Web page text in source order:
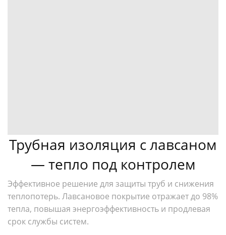
Трубная изоляция с лавсаном
— тепло под контролем
Эффективное решение для защиты труб и снижения
теплопотерь. Лавсановое покрытие отражает до 98%
тепла, повышая энергоэффективность и продлевая
срок службы систем.